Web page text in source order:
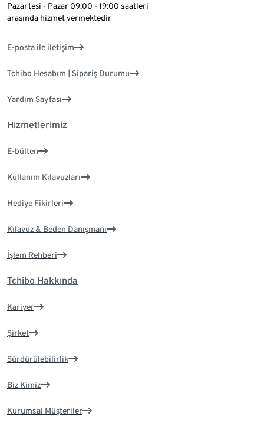
Pazartesi - Pazar 09:00 - 19:00 saatleri
arasında hizmet vermektedir
E-posta ile iletişim
Tchibo Hesabım | Sipariş Durumu
Yardım Sayfası
Hizmetlerimiz
E-bülten
Kullanım Kılavuzları
Hediye Fikirleri
Kılavuz & Beden Danışmanı
İşlem Rehberi
Tchibo Hakkında
Kariyer
Şirket
Sürdürülebilirlik
Biz Kimiz
Kurumsal Müşteriler